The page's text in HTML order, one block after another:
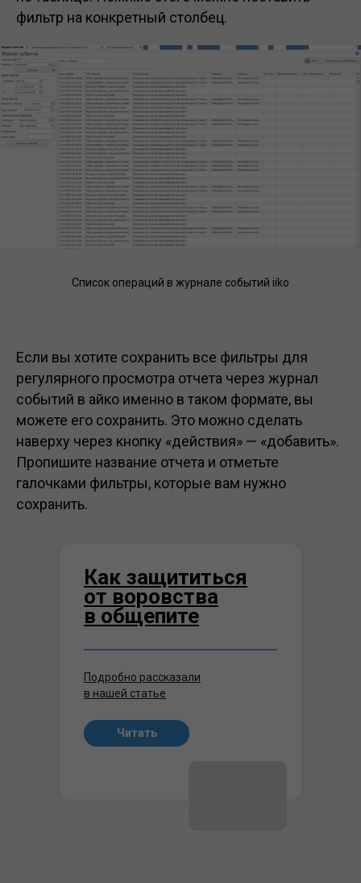
фильтр на конкретный столбец.
Список операций в журнале событий iiko
Если вы хотите сохранить все фильтры для
регулярного просмотра отчета через журнал
событий в айко именно в таком формате, вы
можете его сохранить. Это можно сделать
наверху через кнопку «действия» — «добавить».
Пропишите название отчета и отметьте
галочками фильтры, которые вам нужно
сохранить.
Как защититься
от воровства
в общепите
Подробно рассказали
в нашей статье
Читать